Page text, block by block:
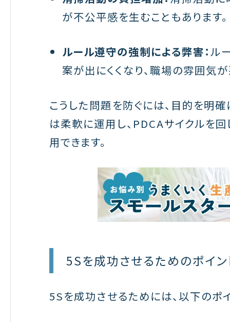
が不公平感を生むこともあります。
ルール遵守の強制による弊害： ル
案が出にくくなり、職場の雰囲気
こうした問題を防ぐには、目的を明
は柔軟に運用し、PDCAサイクルを
用できます。
5Sを成功させるためのポイン
5Sを成功させるためには、以下のポ